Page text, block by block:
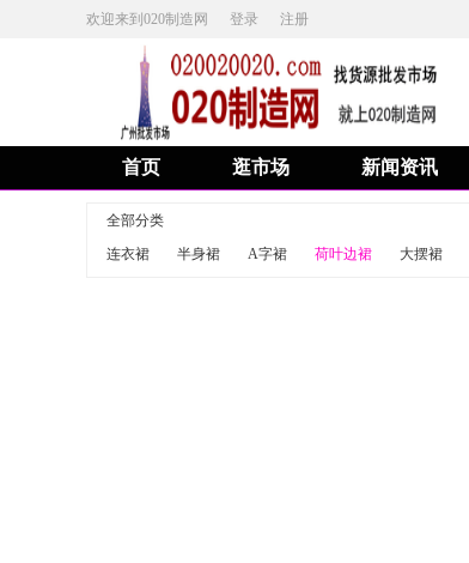
欢迎来到020制造网 登录 注册
首页 逛市场 新闻资讯
全部分类
连衣裙
半身裙 A字裙 荷叶边裙 大摆裙